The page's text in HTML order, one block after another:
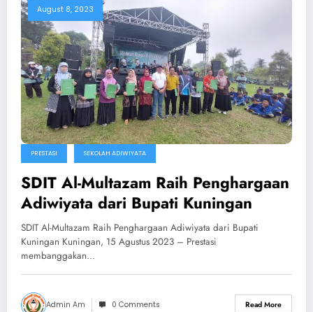
August 8, 2023
PRESTASI SEKOLAH ADIWIYATA
SDIT Al-Multazam Raih Penghargaan
Adiwiyata dari Bupati Kuningan
SDIT Al-Multazam Raih Penghargaan Adiwiyata dari Bupati
Kuningan Kuningan, 15 Agustus 2023 – Prestasi
membanggakan…
Admin Am 0 Comments Read More